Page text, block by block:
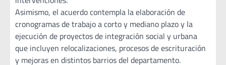
Asimismo, el acuerdo contempla la elaboración de
cronogramas de trabajo a corto y mediano plazo y la
ejecución de proyectos de integración social y urbana
que incluyen relocalizaciones, procesos de escrituración
y mejoras en distintos barrios del departamento.